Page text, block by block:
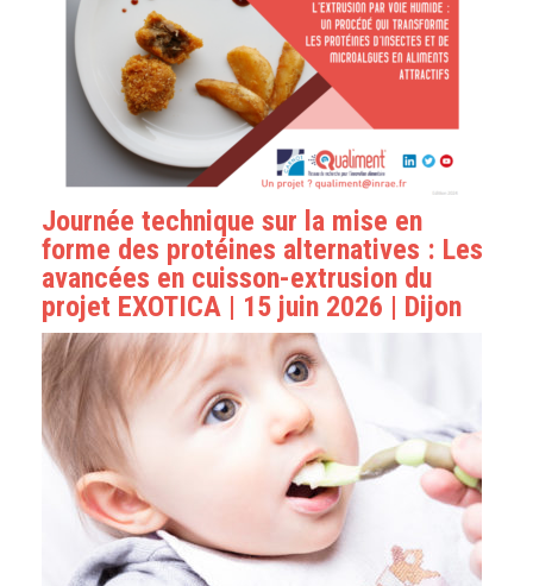
Journée technique sur la mise en
forme des protéines alternatives : Les
avancées en cuisson-extrusion du
projet EXOTICA | 15 juin 2026 | Dijon